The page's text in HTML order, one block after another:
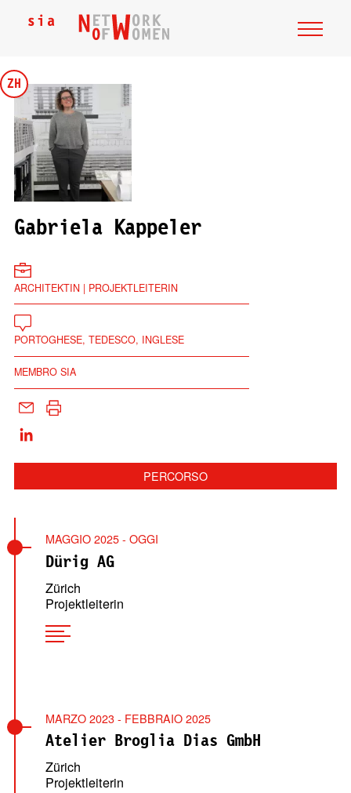
ZH
Gabriela Kappeler
ARCHITEKTIN | PROJEKTLEITERIN
PORTOGHESE, TEDESCO, INGLESE
MEMBRO SIA
PERCORSO
MAGGIO 2025 - OGGI
Dürig AG
Zürich
Projektleiterin
MARZO 2023 - FEBBRAIO 2025
Atelier Broglia Dias GmbH
Zürich
Projektleiterin